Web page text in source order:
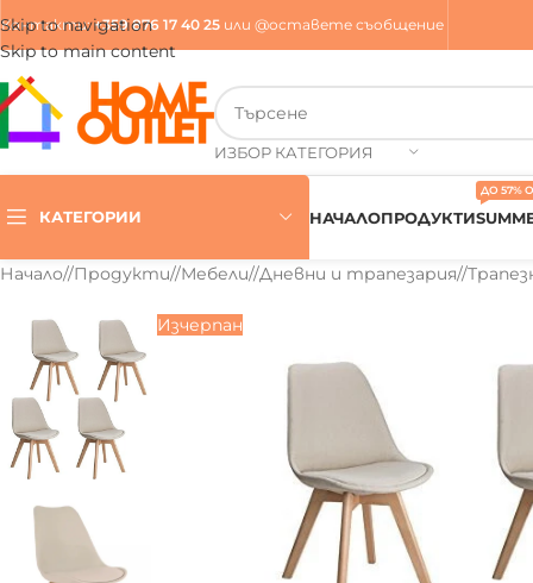
Skip to navigation
Skip to main content
Контакти:+359 876 17 40 25 или @оставете съобщение
ИЗБОР КАТЕГОРИЯ
КАТЕГОРИИ НАЧАЛОПРОДУКТИ
ДО 57%
Начало/ Продукти/ Мебели/ Дневни и трапезария/
Изчерпан